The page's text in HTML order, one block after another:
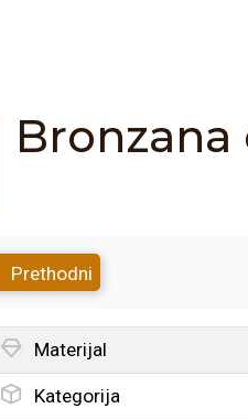
Bronzana
Prethodni
Materijal
Kategorija